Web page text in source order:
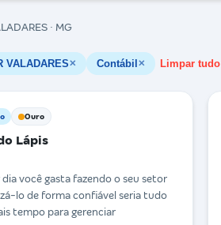
· MG
VALADARES✕ Contábil ✕ Limpar tudo
Ouro
Lápis
você gasta fazendo o seu setor
lo de forma confiável seria tudo
tempo para gerenciar